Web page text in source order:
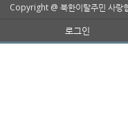
Copyright @ 북한이탈주민 사
로그인